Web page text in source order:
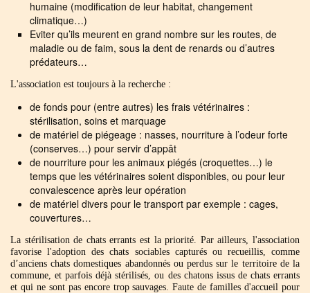
humaine (modification de leur habitat, changement
climatique…)
Eviter qu’ils meurent en grand nombre sur les routes, de
maladie ou de faim, sous la dent de renards ou d’autres
prédateurs…
L'association est toujours à la recherche :
de fonds pour (entre autres) les frais vétérinaires :
stérilisation, soins et marquage
de matériel de piégeage : nasses, nourriture à l’odeur forte
(conserves…) pour servir d’appât
de nourriture pour les animaux piégés (croquettes…) le
temps que les vétérinaires soient disponibles, ou pour leur
convalescence après leur opération
de matériel divers pour le transport par exemple : cages,
couvertures…
La stérilisation de chats errants est la priorité. Par ailleurs, l'association
favorise l'adoption des chats sociables capturés ou recueillis, comme
d’anciens chats domestiques abandonnés ou perdus sur le territoire de la
commune, et parfois déjà stérilisés, ou des chatons issus de chats errants
et qui ne sont pas encore trop sauvages. Faute de familles d'accueil pour